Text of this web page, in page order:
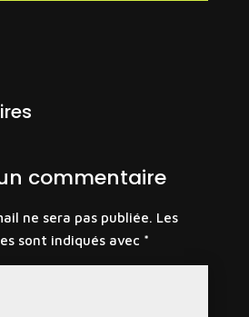
commentaire
ne sera pas publiée. Les
sont indiqués avec *